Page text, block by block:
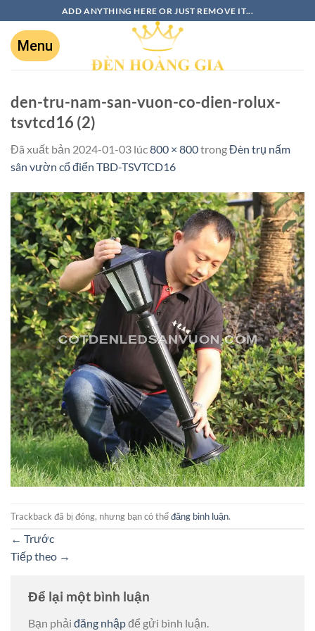
ADD ANYTHING HERE OR JUST REMOVE IT...
den-tru-nam-san-vuon-co-dien-rolux-
tsvtcd16 (2)
Đã xuất bản 2024-01-03 lúc800 × 800trongĐèn trụ nấm
sân vườn cổ điển TBD-TSVTCD16
Trackback đã bị đóng, nhưng bạn có thểđăng bình luận.
← Trước
Tiếp theo →
Để lại một bình luận
Bạn phải đăng nhậpđể gửi bình luận.